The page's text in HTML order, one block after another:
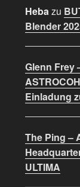
Hebazu
Blender
Glenn Frey
Einladung
The Ping –
ULTIMA